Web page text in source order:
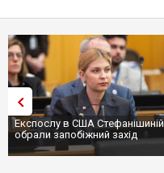
Експослу в США Стефанішиній
обрали запобіжний захід